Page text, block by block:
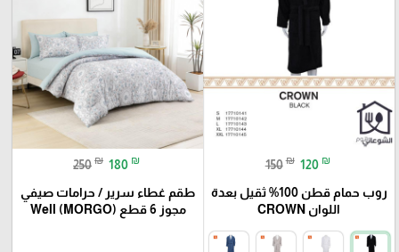
150 ₪ 120 ₪
روب حمام قطن 100% ثقيل بعدة
اللوان CROWN
250 ₪ 180 ₪
طقم غطاء سرير / حرامات صيفي
مجوز 6 قطع Well (MORGO)